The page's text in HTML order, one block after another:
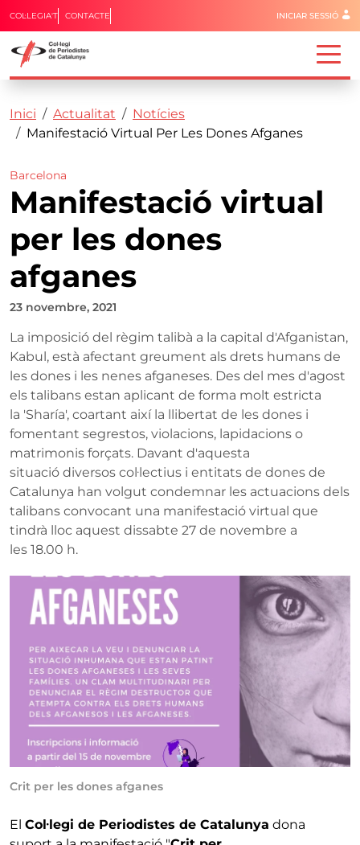
Vés al contingut
Capçalera
COL·LEGIA'T CONTACTE Menú del
INICIAR SESSIÓ
Fil d'ariadna
Inici Actualitat
Notícies
Manifestació Virtual Per Les Dones Afganes
Barcelona
Manifestació virtual
per les dones
afganes
23 novembre, 2021
La imposició del règim talibà a la capital d'Afganistan,
Kabul, està afectant greument als drets humans de
les dones i les nenes afganeses. Des del mes d'agost
els talibans estan aplicant de forma molt estricta
la 'Sharía', coartant així la llibertat de les dones i
fomentant segrestos, violacions, lapidacions o
matrimonis forçats. Davant d'aquesta
situació diversos col·lectius i entitats de dones de
Catalunya han volgut condemnar les actuacions dels
talibans convocant una manifestació virtual que
tindrà lloc aquest dissabte 27 de novembre a
les 18.00 h.
Crit per les dones afganes
El Col·legi de Periodistes de Catalunya dona